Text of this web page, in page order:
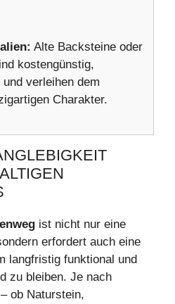
Alte Backsteine oder
kostengünstig,
verleihen dem
Charakter.
ist nicht nur eine
erfordert auch eine
langfristig funktional und
zu bleiben. Je nach
ob Naturstein,